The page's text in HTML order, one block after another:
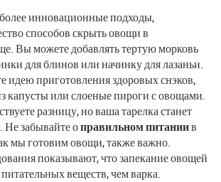
инновационные подходы,
способов скрыть овощи в
Вы можете добавлять тертую морковь
для блинов или начинку для лазаньи.
идею приготовления здоровых снэков,
капусты или слоеные пироги с овощами.
разницу, но ваша тарелка станет
Не забывайте оправильном питаниив
мы готовим овощи, также важно.
показывают, что запекание овощей
веществ, чем варка.